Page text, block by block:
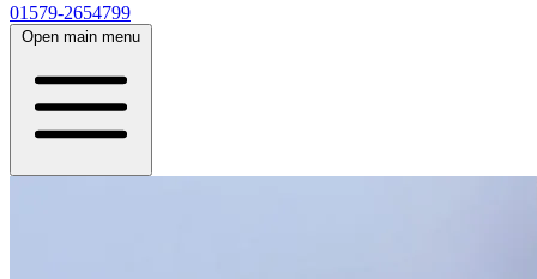
01579-2654799
Open main menu